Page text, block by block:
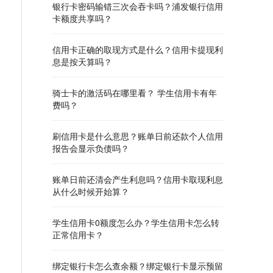
银行卡密码输错三次会吞卡吗？浦发银行信用
卡额度共享吗？
信用卡正确的取现方式是什么？信用卡提现利
息是按天算吗？
骑士卡的激活码在哪里看？ 学生信用卡有年
费吗？
刷信用卡是什么意思？账单日前还款个人信用
报告会显示负债吗？
账单日前还清会产生利息吗？信用卡取现利息
从什么时候开始算？
学生信用卡0额度怎么办？学生信用卡怎么转
正常信用卡？
绑定银行卡怎么查余额？绑定银行卡显示预留